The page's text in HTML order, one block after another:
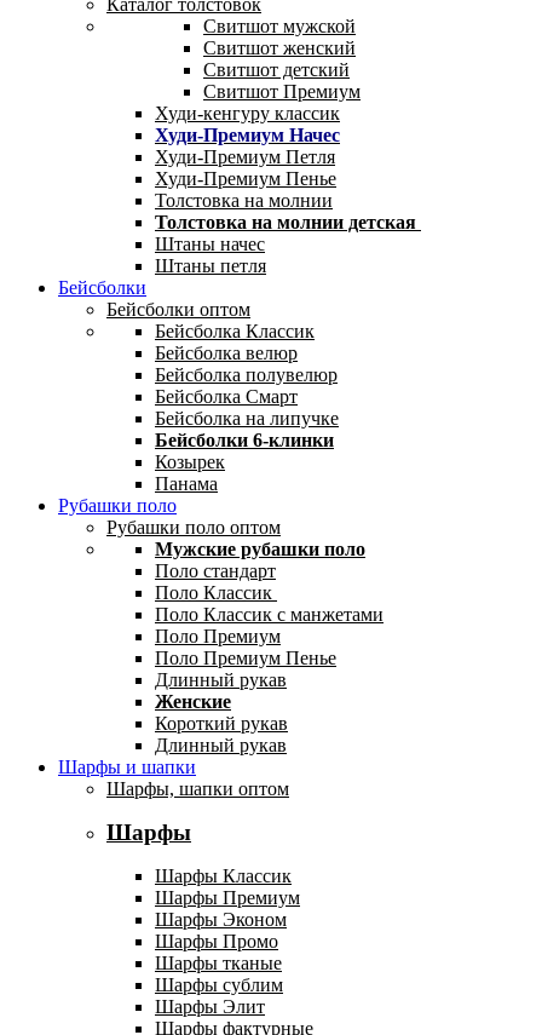
Свитшот мужской
Свитшот женский
Свитшот детский
Свитшот Премиум
Худи-кенгуру классик
Худи-Премиум Начес
Худи-Премиум Петля
Худи-Премиум Пенье
Толстовка на молнии
Толстовка на молнии детская
Штаны начес
Штаны петля
Бейсболки
Бейсболки оптом
Бейсболка Классик
Бейсболка велюр
Бейсболка полувелюр
Бейсболка Смарт
Бейсболка на липучке
Бейсболки 6-клинки
Козырек
Панама
Рубашки поло
Рубашки поло оптом
Мужские рубашки поло
Поло стандарт
Поло Классик
Поло Классик с манжетами
Поло Премиум
Поло Премиум Пенье
Длинный рукав
Женские
Короткий рукав
Длинный рукав
Шарфы и шапки
Шарфы, шапки оптом
Шарфы
Шарфы Классик
Шарфы Премиум
Шарфы Эконом
Шарфы Промо
Шарфы тканые
Шарфы сублим
Шарфы Элит
Шарфы фактурные